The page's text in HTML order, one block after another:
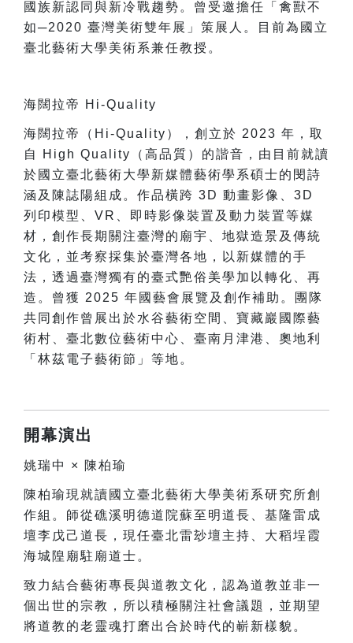
國族新認同與新冷戰趨勢。曾受邀擔任「禽獸不
如─2020 臺灣美術雙年展」策展人。目前為國立
臺北藝術大學美術系兼任教授。
海闊拉帝 Hi-Quality
海闊拉帝（Hi-Quality），創立於 2023 年，取
自 High Quality（高品質）的諧音，由目前就讀
於國立臺北藝術大學新媒體藝術學系碩士的閔詩
涵及陳誌陽組成。作品橫跨 3D 動畫影像、3D
列印模型、VR、即時影像裝置及動力裝置等媒
材，創作長期關注臺灣的廟宇、地獄造景及傳統
文化，並考察採集於臺灣各地，以新媒體的手
法，透過臺灣獨有的臺式艷俗美學加以轉化、再
造。曾獲 2025 年國藝會展覽及創作補助。團隊
共同創作曾展出於水谷藝術空間、寶藏巖國際藝
術村、臺北數位藝術中心、臺南月津港、奧地利
「林茲電子藝術節」等地。
開幕演出
姚瑞中 × 陳柏瑜
陳柏瑜現就讀國立臺北藝術大學美術系研究所創
作組。師從礁溪明德道院蘇至明道長、基隆雷成
壇李戊己道長，現任臺北雷玅壇主持、大稻埕霞
海城隍廟駐廟道士。
致力結合藝術專長與道教文化，認為道教並非一
個出世的宗教，所以積極關注社會議題，並期望
將道教的老靈魂打磨出合於時代的嶄新樣貌。